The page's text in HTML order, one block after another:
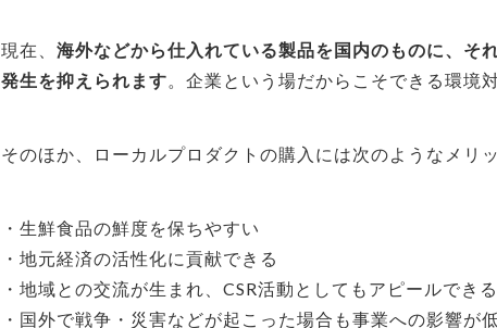
現在、 海外などから仕入れている製品を国内のものに、そ
発生を抑えられます 。企業という場だからこそできる環境
そのほか、ローカルプロダクトの購入には次のようなメリ
・生鮮食品の鮮度を保ちやすい
・地元経済の活性化に貢献できる
・地域との交流が生まれ、CSR活動としてもアピールできる
・国外で戦争・災害などが起こった場合も事業への影響が